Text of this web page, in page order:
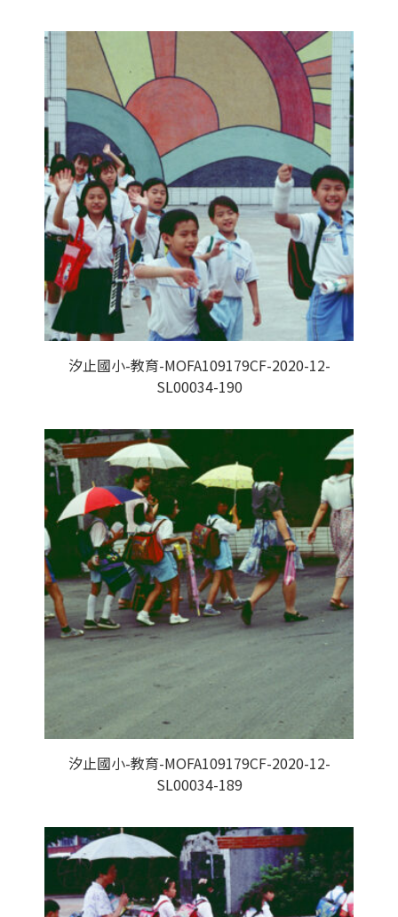
汐止國小-教育-MOFA109179CF-2020-12-
SL00034-190
汐止國小-教育-MOFA109179CF-2020-12-
SL00034-189